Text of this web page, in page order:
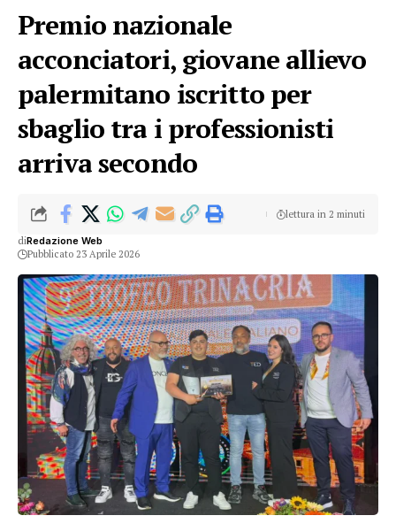
Premio nazionale
acconciatori, giovane allievo
palermitano iscritto per
sbaglio tra i professionisti
arriva secondo
diRedazione Web
Pubblicato 23 Aprile 2026
lettura in 2 minuti